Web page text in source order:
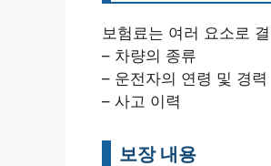
보험료는 여러 요소로
– 차량의 종류
– 운전자의 연령 및 경력
– 사고 이력
보장 내용